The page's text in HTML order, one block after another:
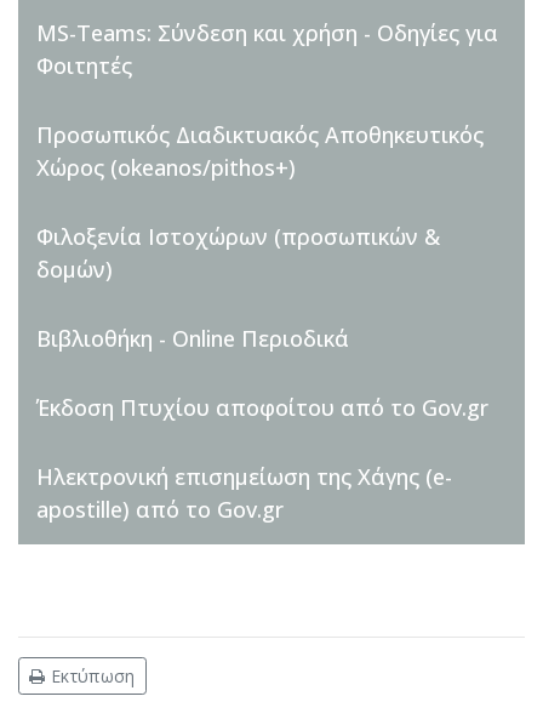
MS-Teams: Σύνδεση και χρήση - Oδηγίες για
Φοιτητές
Προσωπικός Διαδικτυακός Αποθηκευτικός
Χώρος (okeanos/pithos+)
Φιλοξενία Ιστοχώρων (προσωπικών &
δομών)
Βιβλιοθήκη - Online Περιοδικά
Έκδοση Πτυχίου αποφοίτου από το Gov.gr
Ηλεκτρονική επισημείωση της Χάγης (e-
apostille) από το Gov.gr
Εκτύπωση